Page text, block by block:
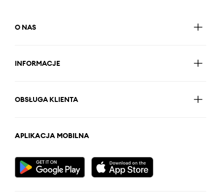
O NAS
INFORMACJE
OBSŁUGA KLIENTA
APLIKACJA MOBILNA